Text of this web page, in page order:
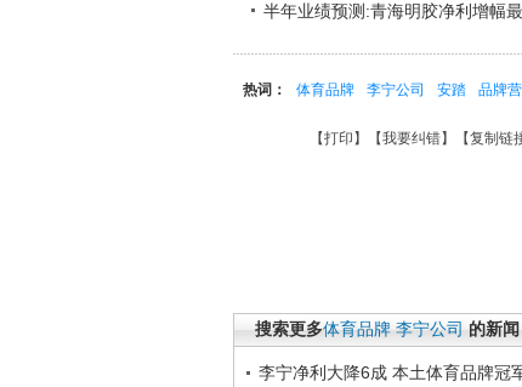
半年业绩预测:青海明胶净利增幅
热词： 体育品牌 李宁公司 安踏 品牌
【打印 】【我要纠错】【复制链
搜索更多体育品牌 李宁公司 的新闻
李宁净利大降6成 本土体育品牌冠